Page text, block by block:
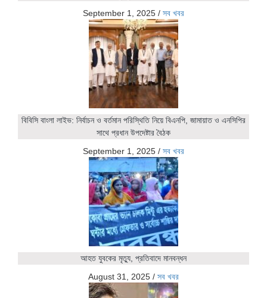
September 1, 2025 / সব খবর
বিবিসি বাংলা লাইভ: নির্বাচন ও বর্তমান পরিস্থিতি নিয়ে বিএনপি, জামায়াত ও এনসিপির
সাথে প্রধান উপদেষ্টার বৈঠক
September 1, 2025 / সব খবর
আহত যুবকের মৃত্যু, প্রতিবাদে মানবন্ধন
August 31, 2025 / সব খবর